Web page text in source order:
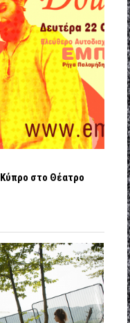
στο Θέατρο